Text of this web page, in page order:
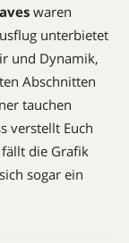
waren
unterbietet
und Dynamik,
Abschnitten
tauchen
verstellt Euch
die Grafik
sogar ein